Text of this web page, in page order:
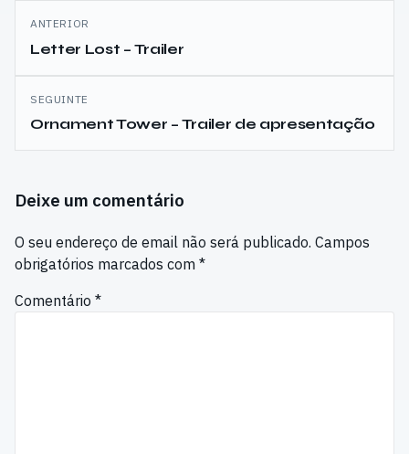
Navegação
de
artigos
ANTERIOR
Letter Lost – Trailer
SEGUINTE
Ornament Tower – Trailer de apresentação
Deixe um comentário
O seu endereço de email não será publicado. Campos
obrigatórios marcados com *
Comentário *